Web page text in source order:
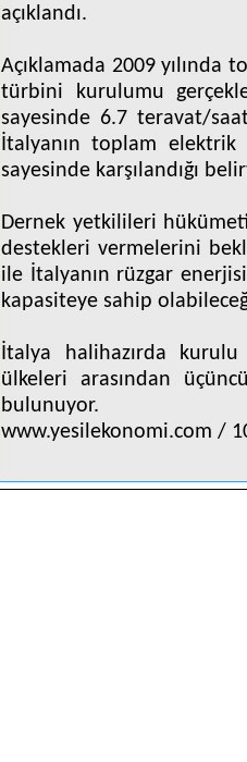
açıklandı.
Açıklamada 2009 yılında
türbini kurulumu
sayesinde 6.7 teravat/
İtalyanın toplam
sayesinde karşılandığı
Dernek yetkilileri
destekleri vermelerini
ile İtalyanın rüzgar
kapasiteye sahip
İtalya halihazırda kurulu
ülkeleri arasından
bulunuyor.
www.yesilekonomi.com /